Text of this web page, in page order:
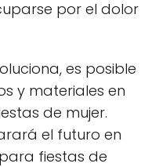
por el dolor
es posible
y materiales en
de mujer.
el futuro en
fiestas de